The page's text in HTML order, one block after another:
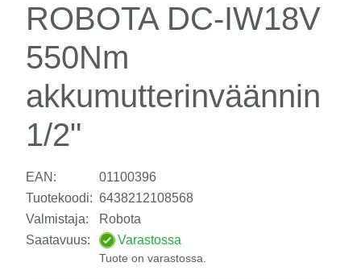
ROBOTA DC-IW18V
550Nm
akkumutterinväännin
1/2"
EAN:
01100396
Tuotekoodi: 6438212108568
Valmistaja:
Robota
Saatavuus:
Varastossa
Tuote on varastossa.